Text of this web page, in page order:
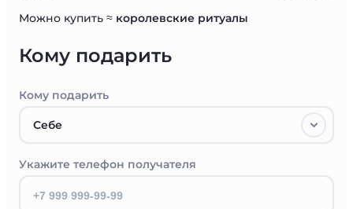
Можно купить ≈ королевские ритуалы
Кому подарить
Кому подарить
Себе
Укажите телефон получателя